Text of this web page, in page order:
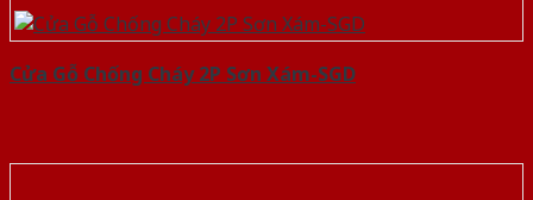
Cửa Gỗ Chống Cháy 2P Sơn Xám-SGD